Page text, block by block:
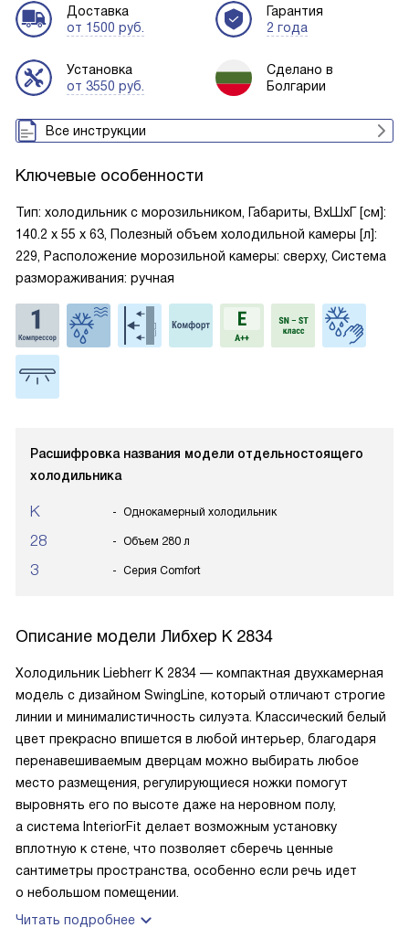
Доставка
от 1500 руб.
Установка
от 3550 руб.
Гарантия
2 года
Сделано в
Болгарии
Все инструкции
Ключевые особенности
Тип: холодильник с морозильником, Габариты, ВxШxГ [см]:
140.2 х 55 х 63, Полезный объем холодильной камеры [л]:
229, Расположение морозильной камеры: сверху, Система
размораживания: ручная
Расшифровка названия модели отдельностоящего
холодильника
K Однокамерный холодильник
28 Объем 280 л
3 Серия Comfort
Описание модели Либхер K 2834
Холодильник Liebherr K 2834 — компактная двухкамерная
модель с дизайном SwingLine, который отличают строгие
линии и минималистичность силуэта. Классический белый
цвет прекрасно впишется в любой интерьер, благодаря
перенавешиваемым дверцам можно выбирать любое
место размещения, регулирующиеся ножки помогут
выровнять его по высоте даже на неровном полу,
а система InteriorFit делает возможным установку
вплотную к стене, что позволяет сберечь ценные
сантиметры пространства, особенно если речь идет
о небольшом помещении.
Читать подробнее